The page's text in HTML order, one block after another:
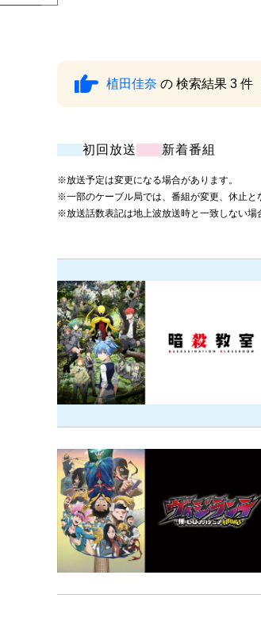
植田佳奈 の 検索結果 3 件
初回放送 新着番組
※放送予定は変更になる場合があります。
※一部のケーブル局では、番組が変更、休止と
※放送話数表記は地上波放送時と一致しない場